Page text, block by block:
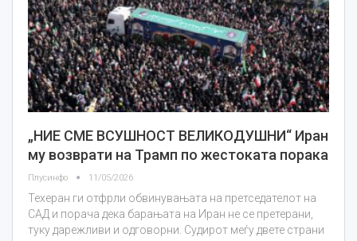
„НИЕ СМЕ ВСУШНОСТ ВЕЛИКОДУШНИ“ Иран
му возврати на Трамп по жестоката порака
Плусинфо 11/05/2026
Техеран ги отфрли обвинувањата на претседателот на
САД и порача дека барањата на Иран не се претерани,
туку дарежливи и одговорни. Судирот меѓу двете страни